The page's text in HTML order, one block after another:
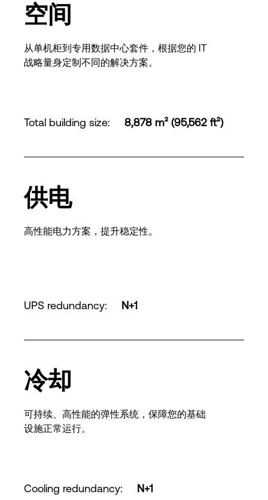
空间
从单机柜到专用数据中心套件，根据您的 IT
战略量身定制不同的解决方案。
Total building size: 8,878 m² (95,562 ft²)
供电
高性能电力方案，提升稳定性。
UPS redundancy: N+1
冷却
可持续、高性能的弹性系统，保障您的基础
设施正常运行。
Cooling redundancy: N+1